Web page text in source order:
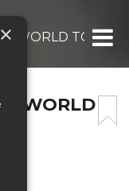
WORLD TOUR
WORLD
×